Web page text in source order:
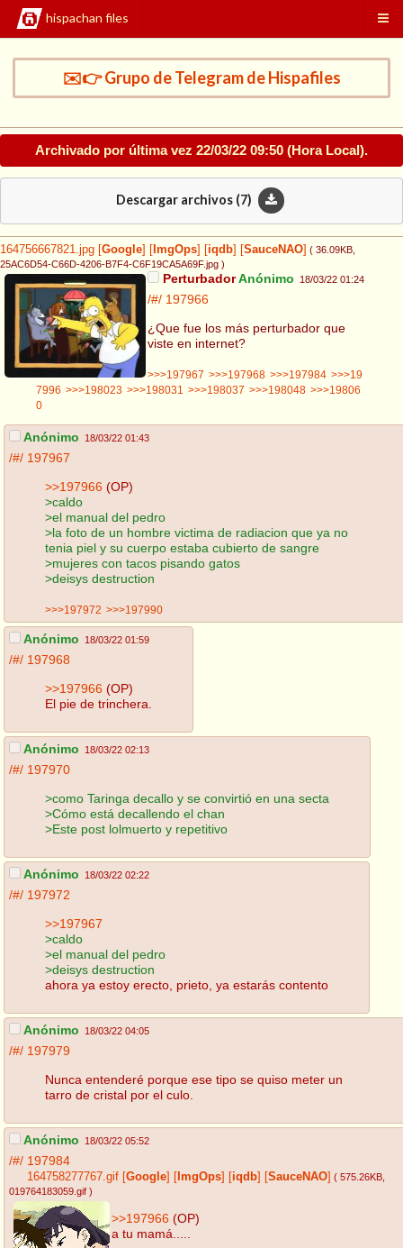
hispachan files
✉️👉 Grupo de Telegram de Hispafiles
Archivado por última vez 22/03/22 09:50 (Hora Local).
Descargar archivos (7)
164756667821.jpg Google ImgOps iqdb SauceNAO ( 36.09KB
25AC6D54-C66D-4206-B7F4-C6F19CA5A69F.jpg )
PerturbadorAnónimo 18/03/22 01:24
/#/ 197966
¿Que fue los más perturbador que
viste en internet?
>>>197967 >>>197968 >>>197984 >>>19
7996 >>>198023 >>>198031 >>>198037 >>>198048 >>>19806
0
Anónimo 18/03/22 01:43
/#/ 197967
>>197966 (OP)
>caldo
>el manual del pedro
>la foto de un hombre victima de radiacion que ya no
tenia piel y su cuerpo estaba cubierto de sangre
>mujeres con tacos pisando gatos
>deisys destruction
>>>197972 >>>197990
Anónimo 18/03/22 01:59
/#/ 197968
>>197966 (OP)
El pie de trinchera.
Anónimo 18/03/22 02:13
/#/ 197970
>como Taringa decallo y se convirtió en una secta
>Cómo está decallendo el chan
>Este post lolmuerto y repetitivo
Anónimo 18/03/22 02:22
/#/ 197972
>>197967
>caldo
>el manual del pedro
>deisys destruction
ahora ya estoy erecto, prieto, ya estarás contento
Anónimo 18/03/22 04:05
/#/ 197979
Nunca entenderé porque ese tipo se quiso meter un
tarro de cristal por el culo.
Anónimo 18/03/22 05:52
/#/ 197984
164758277767.gif Google ImgOps iqdb SauceNAO ( 575.26KB
019764183059.gif )
>>197966 (OP)
a tu mamá.....